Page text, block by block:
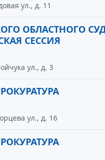
ул., д. 11
ОБЛАСТНОГО
СЕССИЯ
ул., д. 3
ул., д. 16